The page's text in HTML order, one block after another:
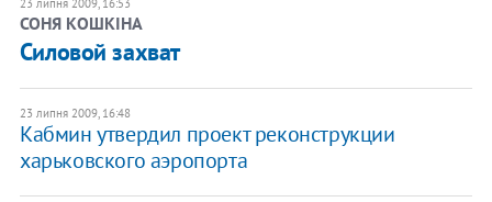
23 липня 2009, 16:53
СОНЯ КОШКІНА
Силовой захват
23 липня 2009, 16:48
Кабмин утвердил проект реконструкции
харьковского аэропорта